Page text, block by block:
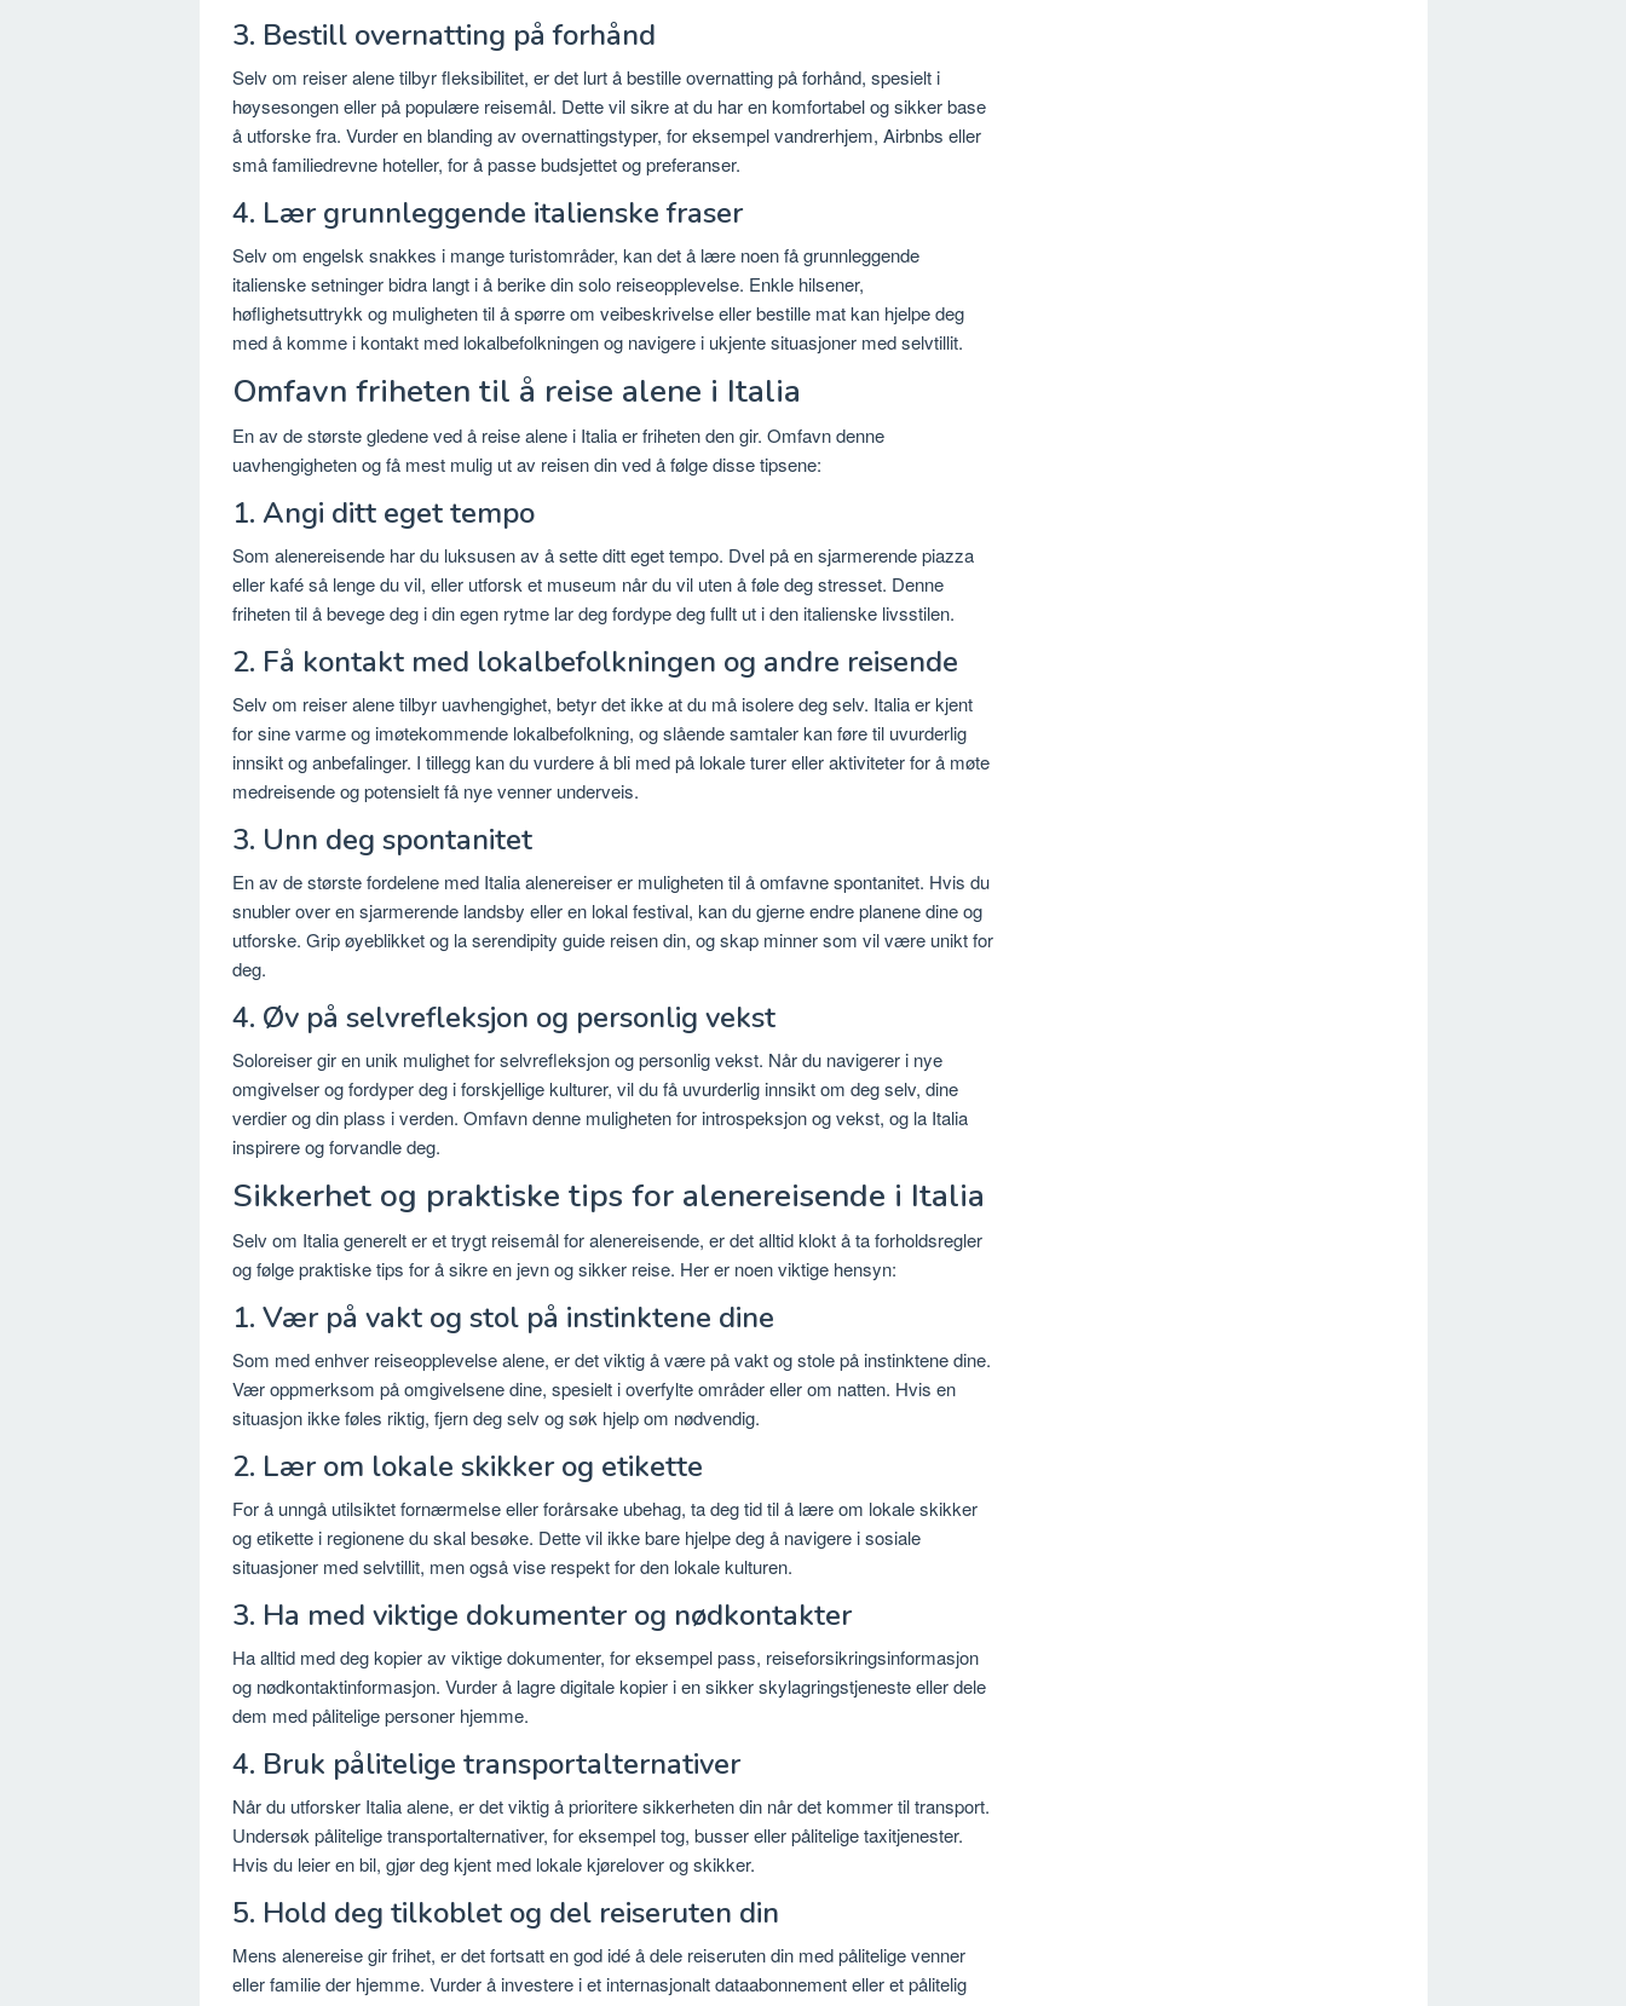
3. Bestill overnatting på forhånd
Selv om reiser alene tilbyr fleksibilitet, er det lurt å bestille overnatting på forhånd, spesielt i
høysesongen eller på populære reisemål. Dette vil sikre at du har en komfortabel og sikker base
å utforske fra. Vurder en blanding av overnattingstyper, for eksempel vandrerhjem, Airbnbs eller
små familiedrevne hoteller, for å passe budsjettet og preferanser.
4. Lær grunnleggende italienske fraser
Selv om engelsk snakkes i mange turistområder, kan det å lære noen få grunnleggende
italienske setninger bidra langt i å berike din solo reiseopplevelse. Enkle hilsener,
høflighetsuttrykk og muligheten til å spørre om veibeskrivelse eller bestille mat kan hjelpe deg
med å komme i kontakt med lokalbefolkningen og navigere i ukjente situasjoner med selvtillit.
Omfavn friheten til å reise alene i Italia
En av de største gledene ved å reise alene i Italia er friheten den gir. Omfavn denne
uavhengigheten og få mest mulig ut av reisen din ved å følge disse tipsene:
1. Angi ditt eget tempo
Som alenereisende har du luksusen av å sette ditt eget tempo. Dvel på en sjarmerende piazza
eller kafé så lenge du vil, eller utforsk et museum når du vil uten å føle deg stresset. Denne
friheten til å bevege deg i din egen rytme lar deg fordype deg fullt ut i den italienske livsstilen.
2. Få kontakt med lokalbefolkningen og andre reisende
Selv om reiser alene tilbyr uavhengighet, betyr det ikke at du må isolere deg selv. Italia er kjent
for sine varme og imøtekommende lokalbefolkning, og slående samtaler kan føre til uvurderlig
innsikt og anbefalinger. I tillegg kan du vurdere å bli med på lokale turer eller aktiviteter for å møte
medreisende og potensielt få nye venner underveis.
3. Unn deg spontanitet
En av de største fordelene med Italia alenereiser er muligheten til å omfavne spontanitet. Hvis du
snubler over en sjarmerende landsby eller en lokal festival, kan du gjerne endre planene dine og
utforske. Grip øyeblikket og la serendipity guide reisen din, og skap minner som vil være unikt for
deg.
4. Øv på selvrefleksjon og personlig vekst
Soloreiser gir en unik mulighet for selvrefleksjon og personlig vekst. Når du navigerer i nye
omgivelser og fordyper deg i forskjellige kulturer, vil du få uvurderlig innsikt om deg selv, dine
verdier og din plass i verden. Omfavn denne muligheten for introspeksjon og vekst, og la Italia
inspirere og forvandle deg.
Sikkerhet og praktiske tips for alenereisende i Italia
Selv om Italia generelt er et trygt reisemål for alenereisende, er det alltid klokt å ta forholdsregler
og følge praktiske tips for å sikre en jevn og sikker reise. Her er noen viktige hensyn:
1. Vær på vakt og stol på instinktene dine
Som med enhver reiseopplevelse alene, er det viktig å være på vakt og stole på instinktene dine.
Vær oppmerksom på omgivelsene dine, spesielt i overfylte områder eller om natten. Hvis en
situasjon ikke føles riktig, fjern deg selv og søk hjelp om nødvendig.
2. Lær om lokale skikker og etikette
For å unngå utilsiktet fornærmelse eller forårsake ubehag, ta deg tid til å lære om lokale skikker
og etikette i regionene du skal besøke. Dette vil ikke bare hjelpe deg å navigere i sosiale
situasjoner med selvtillit, men også vise respekt for den lokale kulturen.
3. Ha med viktige dokumenter og nødkontakter
Ha alltid med deg kopier av viktige dokumenter, for eksempel pass, reiseforsikringsinformasjon
og nødkontaktinformasjon. Vurder å lagre digitale kopier i en sikker skylagringstjeneste eller dele
dem med pålitelige personer hjemme.
4. Bruk pålitelige transportalternativer
Når du utforsker Italia alene, er det viktig å prioritere sikkerheten din når det kommer til transport.
Undersøk pålitelige transportalternativer, for eksempel tog, busser eller pålitelige taxitjenester.
Hvis du leier en bil, gjør deg kjent med lokale kjørelover og skikker.
5. Hold deg tilkoblet og del reiseruten din
Mens alenereise gir frihet, er det fortsatt en god idé å dele reiseruten din med pålitelige venner
eller familie der hjemme. Vurder å investere i et internasjonalt dataabonnement eller et pålitelig